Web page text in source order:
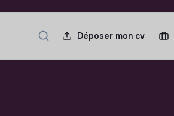
Déposer mon cv